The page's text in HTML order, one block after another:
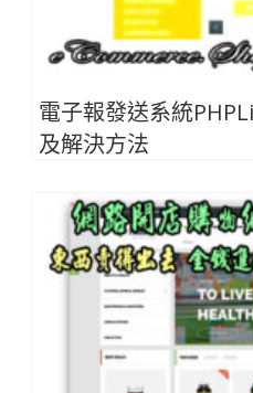
電子報發送系統
及解決方法